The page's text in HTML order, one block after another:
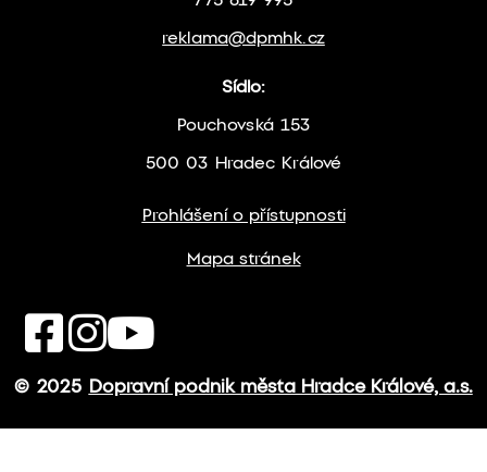
reklama@dpmhk.cz
Prohlášení o přístupnosti
Mapa stránek
Sídlo:
Pouchovská 153
500 03 Hradec Králové
© 2025 Dopravní podnik města Hradce Králové, a.s.